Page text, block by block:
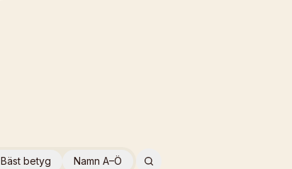
Bäst betyg Namn A–Ö